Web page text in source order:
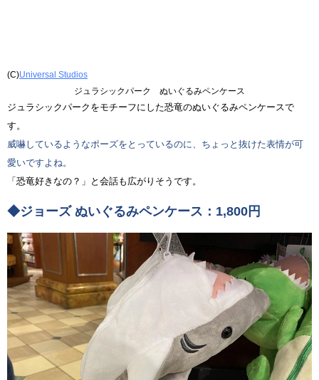
(C)Universal Studios
ジュラシックパーク ぬいぐるみペンケース
ジュラシックパークをモチーフにした恐竜のぬいぐるみペンケースで
す。
威嚇しているようなポーズをとっているのに、ちょっと抜けた表情が可
愛いですよね。
「恐竜好きなの？」と会話も広がりそうです。
◆ジョーズ ぬいぐるみペンケース：1,800円